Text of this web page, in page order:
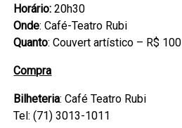
Horário:20h30
Onde: Café-Teatro Rubi
Quanto: Couvert artístico – R$ 100
Compra
Bilheteria: Café Teatro Rubi
Tel: (71) 3013-1011